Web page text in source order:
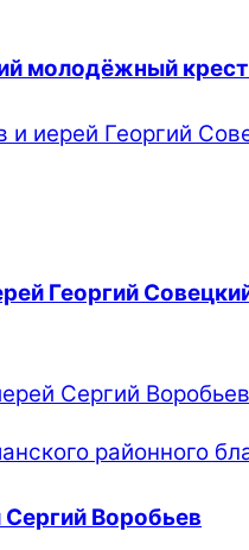
молодёжный
Георгий
районного
Воробьев